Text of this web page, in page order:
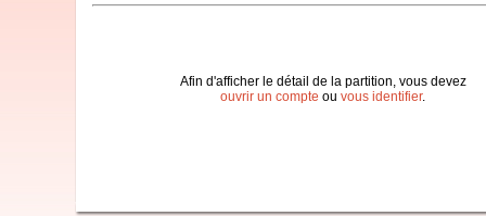
Afin d'afficher le détail de la partition, vous devez
ouvrir un compte ou vous identifier.